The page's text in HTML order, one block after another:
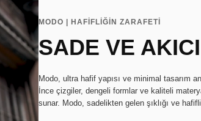
MODO | HAFİFLİĞİN ZARAFETİ
SADE VE AKICI
Modo, ultra hafif yapısı ve minimal tasarım
İnce çizgiler, dengeli formlar ve kaliteli
sunar. Modo, sadelikten gelen şıklığı ve